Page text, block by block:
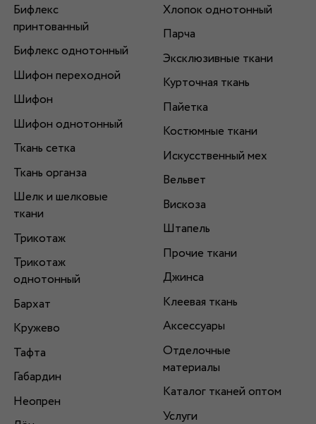
Бифлекс
принтованный
Бифлекс однотонный
Шифон переходной
Шифон
Шифон однотонный
Ткань сетка
Ткань органза
Шелк и шелковые
ткани
Трикотаж
Трикотаж
однотонный
Бархат
Кружево
Тафта
Габардин
Неопрен
Хлопок однотонный
Парча
Эксклюзивные ткани
Курточная ткань
Пайетка
Костюмные ткани
Искусственный мех
Вельвет
Вискоза
Штапель
Прочие ткани
Джинса
Клеевая ткань
Аксессуары
Отделочные
материалы
Каталог тканей оптом
Услуги